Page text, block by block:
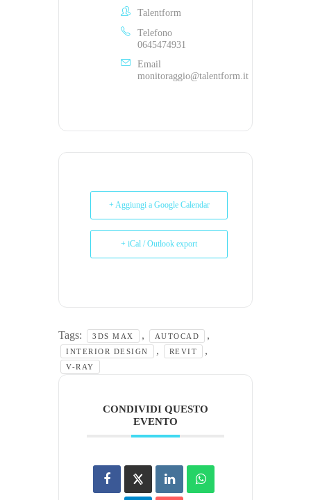
Talentform
Telefono
0645474931
Email
monitoraggio@talentform.it
+ Aggiungi a Google Calendar
+ iCal / Outlook export
Tags: 3DS MAX , AUTOCAD ,
INTERIOR DESIGN , REVIT ,
V-RAY
CONDIVIDI QUESTO
EVENTO